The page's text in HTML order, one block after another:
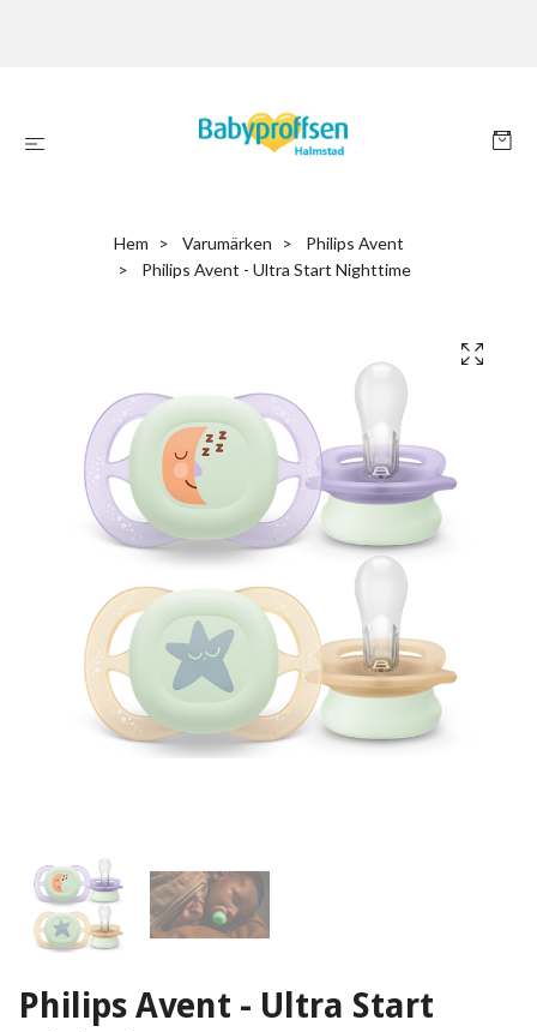
Hem Varumärken
Philips Avent
Philips Avent - Ultra Start Nighttime
Philips Avent - Ultra Start